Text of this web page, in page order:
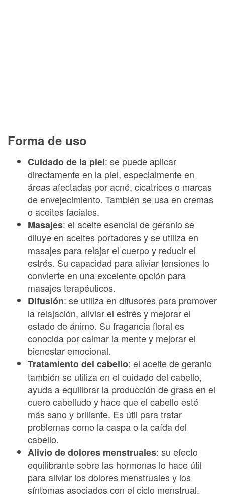
Forma de uso
Cuidado de la piel: se puede aplicar
directamente en la piel, especialmente en
áreas afectadas por acné, cicatrices o marcas
de envejecimiento. También se usa en cremas
o aceites faciales.
Masajes: el aceite esencial de geranio se
diluye en aceites portadores y se utiliza en
masajes para relajar el cuerpo y reducir el
estrés. Su capacidad para aliviar tensiones lo
convierte en una excelente opción para
masajes terapéuticos.
Difusión: se utiliza en difusores para promover
la relajación, aliviar el estrés y mejorar el
estado de ánimo. Su fragancia floral es
conocida por calmar la mente y mejorar el
bienestar emocional.
Tratamiento del cabello: el aceite de geranio
también se utiliza en el cuidado del cabello,
ayuda a equilibrar la producción de grasa en el
cuero cabelludo y hace que el cabello esté
más sano y brillante. Es útil para tratar
problemas como la caspa o la caída del
cabello.
Alivio de dolores menstruales: su efecto
equilibrante sobre las hormonas lo hace útil
para aliviar los dolores menstruales y los
síntomas asociados con el ciclo menstrual.